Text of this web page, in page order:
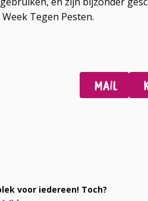
Tegen Pesten.
Deel
op
Deel
op
Mail
voor iedereen! Toch?